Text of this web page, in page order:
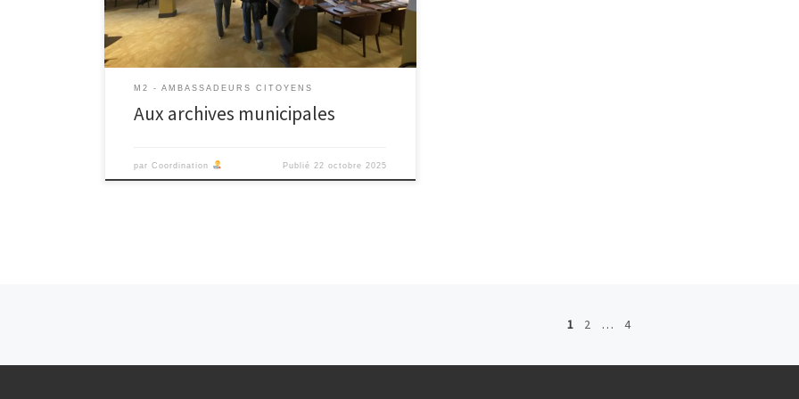
une présentation des archives municipales, de leur
histoire et enjeux, ainsi que […]
M2 - AMBASSADEURS CITOYENS
Aux archives municipales
parCoordination Publié 22 octobre 2025
1 2 … 4